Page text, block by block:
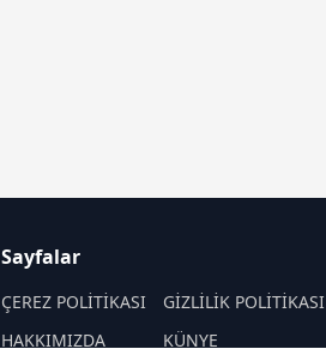
Sayfalar
ÇEREZ POLİTİKASI
GİZLİLİK POLİTİKASI
HAKKIMIZDA
KÜNYE